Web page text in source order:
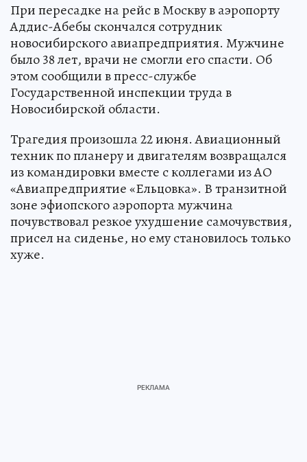
При пересадке на рейс в Москву в аэропорту
Аддис-Абебы скончался сотрудник
новосибирского авиапредприятия. Мужчине
было 38 лет, врачи не смогли его спасти. Об
этом сообщили в пресс-службе
Государственной инспекции труда в
Новосибирской области.
Трагедия произошла 22 июня. Авиационный
техник по планеру и двигателям возвращался
из командировки вместе с коллегами из АО
«Авиапредприятие «Ельцовка». В транзитной
зоне эфиопского аэропорта мужчина
почувствовал резкое ухудшение самочувствия,
присел на сиденье, но ему становилось только
хуже.